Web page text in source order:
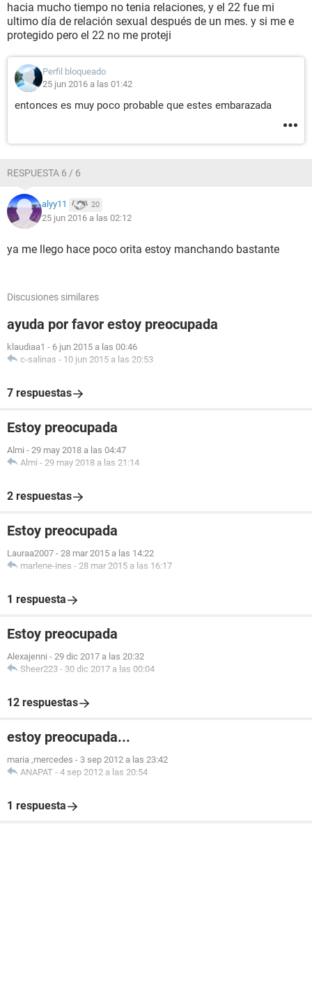
hacia mucho tiempo no tenia relaciones, y el 22 fue mi
ultimo día de relación sexual después de un mes. y si me e
protegido pero el 22 no me proteji
Perfil bloqueado
25 jun 2016 a las 01:42
entonces es muy poco probable que estes embarazada
RESPUESTA 6 / 6
alyy11 20
25 jun 2016 a las 02:12
ya me llego hace poco orita estoy manchando bastante
Discusiones similares
ayuda por favor estoy preocupada
klaudiaa1 - 6 jun 2015 a las 00:46
c-salinas - 10 jun 2015 a las 20:53
7 respuestas
Estoy preocupada
Almi - 29 may 2018 a las 04:47
Almi - 29 may 2018 a las 21:14
2 respuestas
Estoy preocupada
Lauraa2007 - 28 mar 2015 a las 14:22
marlene-ines - 28 mar 2015 a las 16:17
1 respuesta
Estoy preocupada
Alexajenni - 29 dic 2017 a las 20:32
Sheer223 - 30 dic 2017 a las 00:04
12 respuestas
estoy preocupada...
maria ,mercedes - 3 sep 2012 a las 23:42
ANAPAT - 4 sep 2012 a las 20:54
1 respuesta